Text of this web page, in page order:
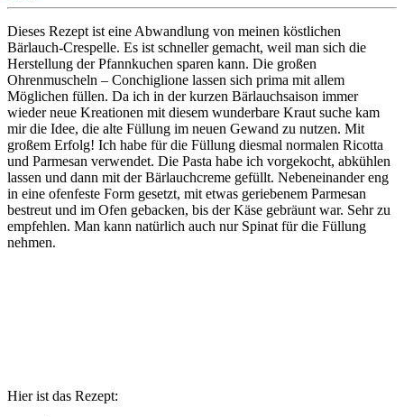
Dieses Rezept ist eine Abwandlung von meinen köstlichen
Bärlauch-Crespelle. Es ist schneller gemacht, weil man sich die
Herstellung der Pfannkuchen sparen kann. Die großen
Ohrenmuscheln – Conchiglione lassen sich prima mit allem
Möglichen füllen. Da ich in der kurzen Bärlauchsaison immer
wieder neue Kreationen mit diesem wunderbare Kraut suche kam
mir die Idee, die alte Füllung im neuen Gewand zu nutzen. Mit
großem Erfolg! Ich habe für die Füllung diesmal normalen Ricotta
und Parmesan verwendet. Die Pasta habe ich vorgekocht, abkühlen
lassen und dann mit der Bärlauchcreme gefüllt. Nebeneinander eng
in eine ofenfeste Form gesetzt, mit etwas geriebenem Parmesan
bestreut und im Ofen gebacken, bis der Käse gebräunt war. Sehr zu
empfehlen. Man kann natürlich auch nur Spinat für die Füllung
nehmen.
Hier ist das Rezept: